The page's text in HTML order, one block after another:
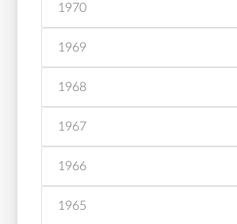
1970
1969
1968
1967
1966
1965